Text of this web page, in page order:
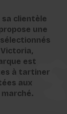
sa clientèle
une
est
à tartiner
aux